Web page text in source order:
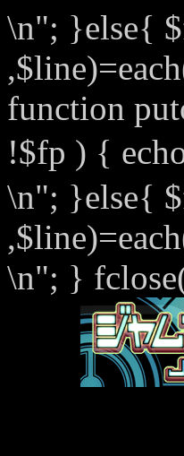
\n"; }else{
function
!$fp ) {
\n"; }else{
\n"; }